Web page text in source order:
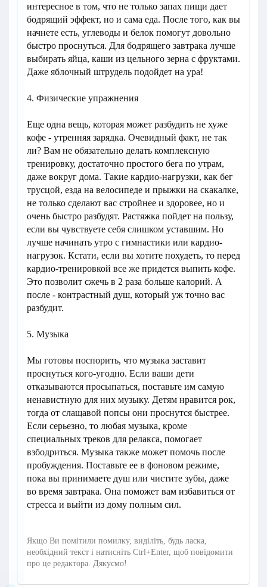
интересное в том, что не только запах пищи дает
бодрящий эффект, но и сама еда. После того, как вы
начнете есть, углеводы и белок помогут довольно
быстро проснуться. Для бодрящего завтрака лучше
выбирать яйца, каши из цельного зерна с фруктами.
Даже яблочный штрудель подойдет на ура!
4. Физические упражнения
Еще одна вещь, которая может разбудить не хуже
кофе - утренняя зарядка. Очевидный факт, не так
ли? Вам не обязательно делать комплексную
тренировку, достаточно простого бега по утрам,
даже вокруг дома. Такие кардио-нагрузки, как бег
трусцой, езда на велосипеде и прыжки на скакалке,
не только сделают вас стройнее и здоровее, но и
очень быстро разбудят. Растяжка пойдет на пользу,
если вы чувствуете себя слишком уставшим. Но
лучше начинать утро с гимнастики или кардио-
нагрузок. Кстати, если вы хотите похудеть, то перед
кардио-тренировкой все же придется выпить кофе.
Это позволит сжечь в 2 раза больше калорий. А
после - контрастный душ, который уж точно вас
разбудит.
5. Музыка
Мы готовы поспорить, что музыка заставит
проснуться кого-угодно. Если ваши дети
отказываются просыпаться, поставьте им самую
ненавистную для них музыку. Детям нравится рок,
тогда от слащавой попсы они проснутся быстрее.
Если серьезно, то любая музыка, кроме
специальных треков для релакса, помогает
взбодриться. Музыка также может помочь после
пробуждения. Поставьте ее в фоновом режиме,
пока вы принимаете душ или чистите зубы, даже
во время завтрака. Она поможет вам избавиться от
стресса и выйти из дому полным сил.
Якщо Ви помітили помилку, виділіть, будь ласка,
необхідний текст і натисніть Ctrl+Enter, щоб повідомити
про це редактора. Дякуємо!